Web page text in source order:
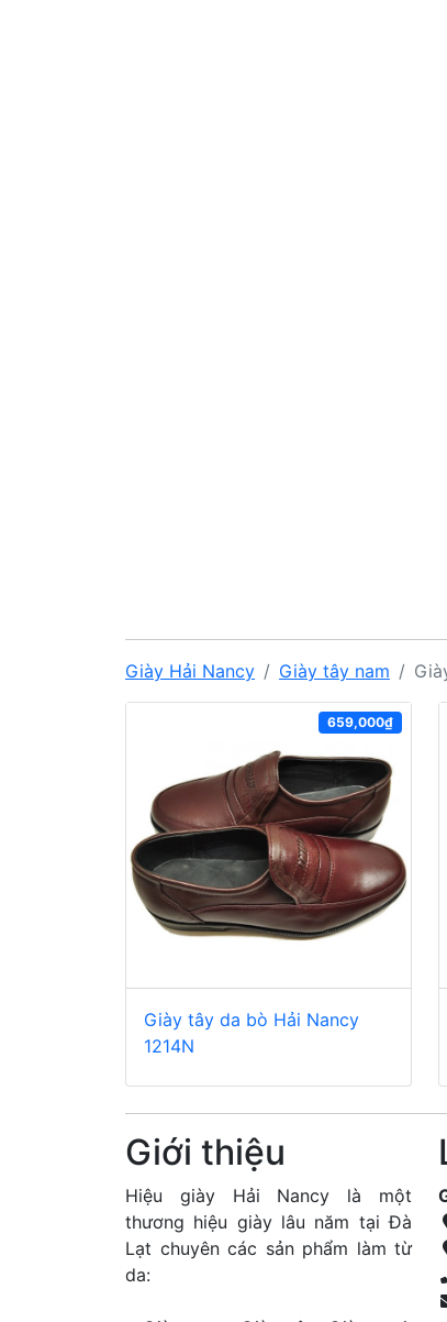
Giày Hải Nancy Giày tây nam
659,000₫
Giày tây da bò Hải Nancy
1214N
Giới thiệu
Hiệu giày Hải Nancy là một
thương hiệu giày lâu năm tại Đà
Lạt chuyên các sản phẩm làm từ
da: